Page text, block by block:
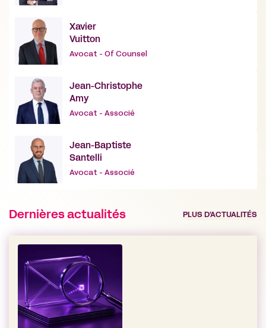
Xavier
Vuitton
Avocat - Of Counsel
Jean-Christophe
Amy
Avocat - Associé
Jean-Baptiste
Santelli
Avocat - Associé
Dernières actualités PLUS D’ACTUALITÉS